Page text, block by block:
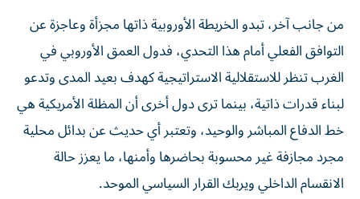
من جانب آخر، تبدو الخريطة الأوروبية ذاتها مجزأة وعاجزة عن
التوافق الفعلي أمام هذا التحدي، فدول العمق الأوروبي في
الغرب تنظر للاستقلالية الاستراتيجية كهدف بعيد المدى وتدعو
لبناء قدرات ذاتية، بينما ترى دول أخرى أن المظلة الأمريكية هي
خط الدفاع المباشر والوحيد، وتعتبر أي حديث عن بدائل محلية
مجرد مجازفة غير محسوبة بحاضرها وأمنها، ما يعزز حالة
الانقسام الداخلي ويربك القرار السياسي الموحد.